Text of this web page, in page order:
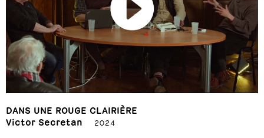
DANS UNE ROUGE CLAIRIÈRE
Victor Secretan
2024